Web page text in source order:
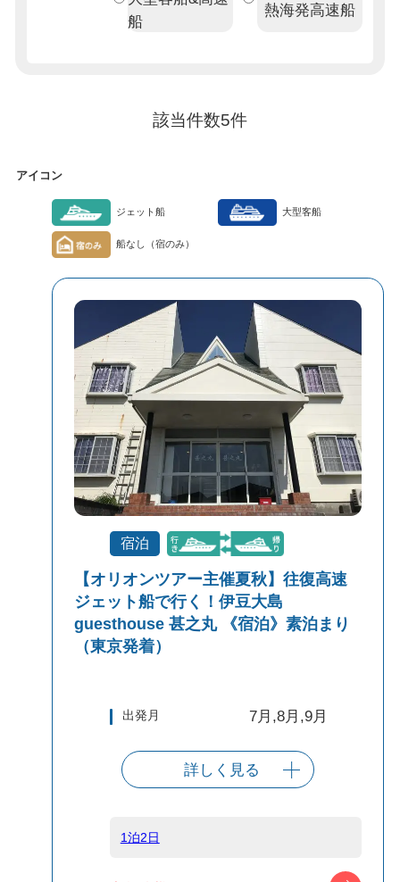
船
熱海発高速船
該当件数5件
アイコン
ジェット船 大型客船
船なし（宿のみ）
宿泊
【オリオンツアー主催夏秋】往復高速
ジェット船で行く！伊豆大島
guesthouse 甚之丸 《宿泊》素泊まり
（東京発着）
出発月 7月,8月,9月
出発港
東京（竹芝客船
往復高速ジェッ
詳しく見る
1泊2日